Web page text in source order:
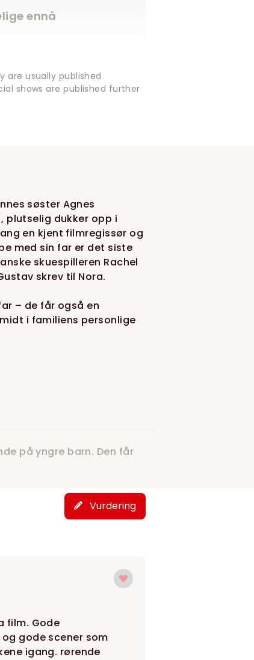
ennå
are usually published
shows are published further
søster Agnes
plutselig dukker opp i
en kjent filmregissør og
med sin far er det siste
skuespilleren Rachel
skrev til Nora.
– de får også en
i familiens personlige
på yngre barn. Den får
Vurdering
film. Gode
gode scener som
igang. rørende